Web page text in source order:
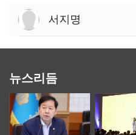
서지명
뉴스리듬